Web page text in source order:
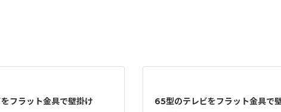
フラット金具で壁掛け 65型のテレビをフラット金具で